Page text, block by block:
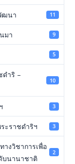
ฒนา 11
มา 9
5
ดำริ –
10
3
ะราชดำริฯ 3
งวิชาการเพื่อ
บนานาชาติ
2